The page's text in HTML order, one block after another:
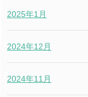
2025年1月
2024年12月
2024年11月